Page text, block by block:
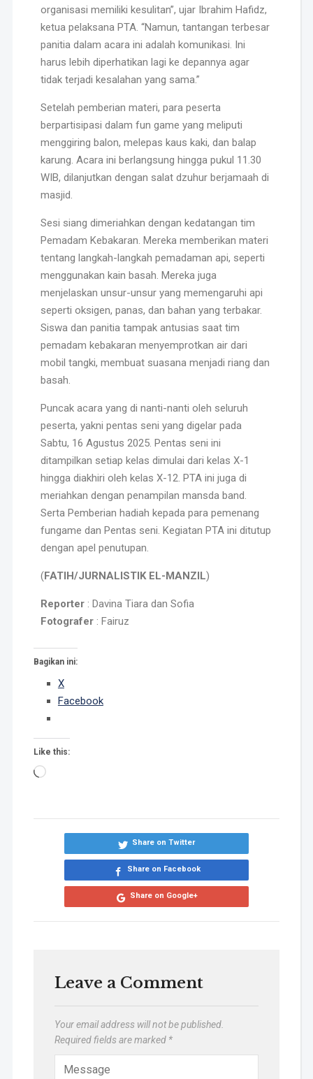
organisasi memiliki kesulitan”, ujar Ibrahim Hafidz,
ketua pelaksana PTA. “Namun, tantangan terbesar
panitia dalam acara ini adalah komunikasi. Ini
harus lebih diperhatikan lagi ke depannya agar
tidak terjadi kesalahan yang sama.”
Setelah pemberian materi, para peserta
berpartisipasi dalam fun game yang meliputi
menggiring balon, melepas kaus kaki, dan balap
karung. Acara ini berlangsung hingga pukul 11.30
WIB, dilanjutkan dengan salat dzuhur berjamaah di
masjid.
Sesi siang dimeriahkan dengan kedatangan tim
Pemadam Kebakaran. Mereka memberikan materi
tentang langkah-langkah pemadaman api, seperti
menggunakan kain basah. Mereka juga
menjelaskan unsur-unsur yang memengaruhi api
seperti oksigen, panas, dan bahan yang terbakar.
Siswa dan panitia tampak antusias saat tim
pemadam kebakaran menyemprotkan air dari
mobil tangki, membuat suasana menjadi riang dan
basah.
Puncak acara yang di nanti-nanti oleh seluruh
peserta, yakni pentas seni yang digelar pada
Sabtu, 16 Agustus 2025. Pentas seni ini
ditampilkan setiap kelas dimulai dari kelas X-1
hingga diakhiri oleh kelas X-12. PTA ini juga di
meriahkan dengan penampilan mansda band.
Serta Pemberian hadiah kepada para pemenang
fungame dan Pentas seni. Kegiatan PTA ini ditutup
dengan apel penutupan.
(FATIH/JURNALISTIK EL-MANZIL)
Reporter: Davina Tiara dan Sofia
Fotografer: Fairuz
Bagikan ini:
X
Facebook
Like this:
Share on Twitter
Share on Facebook
Share on Google+
Leave a Comment
Your email address will not be published.
Required fields are marked *